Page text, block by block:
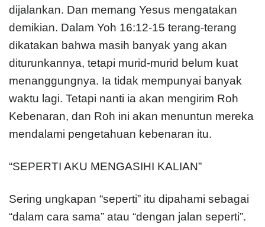
dijalankan. Dan memang Yesus mengatakan
demikian. Dalam Yoh 16:12-15 terang-terang
dikatakan bahwa masih banyak yang akan
diturunkannya, tetapi murid-murid belum kuat
menanggungnya. Ia tidak mempunyai banyak
waktu lagi. Tetapi nanti ia akan mengirim Roh
Kebenaran, dan Roh ini akan menuntun mereka
mendalami pengetahuan kebenaran itu.
“SEPERTI AKU MENGASIHI KALIAN”
Sering ungkapan “seperti” itu dipahami sebagai
“dalam cara sama” atau “dengan jalan seperti”.